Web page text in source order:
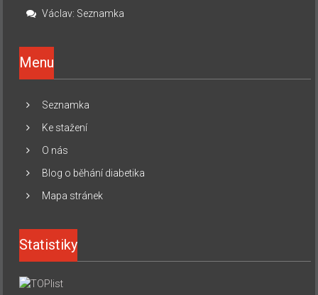
Václav: Seznamka
Menu
Seznamka
Ke stažení
O nás
Blog o běhání diabetika
Mapa stránek
Statistiky